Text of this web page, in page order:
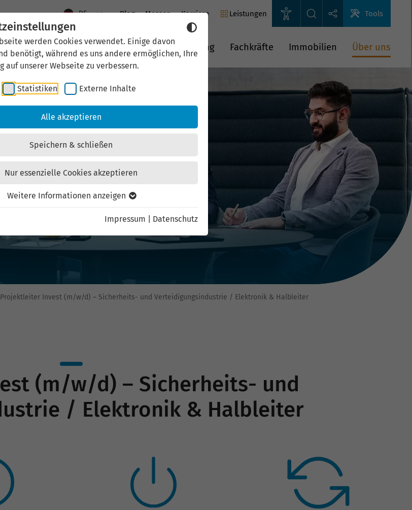
werden Cookies verwendet. Einige davon
benötigt, während es uns andere ermöglichen, Ihre
auf unserer Webseite zu verbessern.
Statistiken Externe Inhalte
Alle akzeptieren
Speichern & schließen
Nur essenzielle Cookies akzeptieren
Weitere Informationen anzeigen
Impressum Datenschutz
DE Blog Messen Karriere Leistungen Tools
Standort Thüringen Wirtschaftsförderung Fachkräfte Immobilien Über uns
voranbringen?
Projektleiter Invest (m/w/d) – Sicherheits- und Verteidigungsindustrie / Elektronik & Halbleiter
(m/w/d) – Sicherheits- und
/ Elektronik & Halbleiter